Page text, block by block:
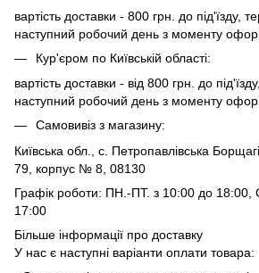
вартість доставки - 800 грн. до під'їзду,
наступний робочий день з моменту
Кур'єром по Київській області:
вартість доставки - від 800 грн. до
наступний робочий день з моменту
Самовивіз з магазину:
Київська обл., с. Петропавлівська
79, корпус № 8, 08130
Графік роботи: ПН.-ПТ. з 10:00 до
17:00
Більше інформації про доставку
У нас є наступні варіанти оплати товара: